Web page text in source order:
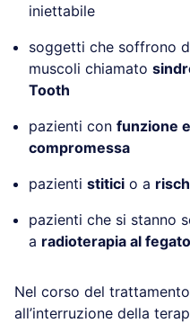
iniettabile
soggetti che soffrono
muscoli chiamato
Tooth
pazienti con funzione
compromessa
pazienti stitici o a
pazienti che si stanno
a radioterapia al fegato
Nel corso del
all’interruzione della